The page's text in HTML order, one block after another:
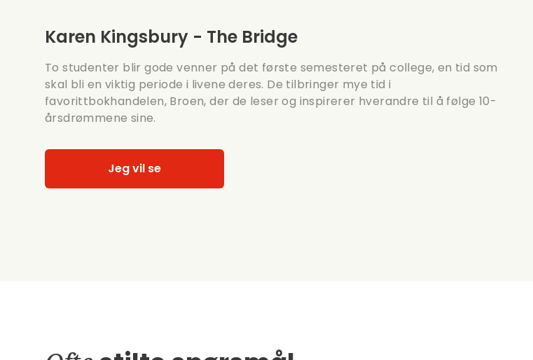
Karen Kingsbury - The Bridge
To studenter blir gode venner på det første semesteret på college, en tid som
skal bli en viktig periode i livene deres. De tilbringer mye tid i
favorittbokhandelen, Broen, der de leser og inspirerer hverandre til å følge 10-
årsdrømmene sine.
Jeg vil se